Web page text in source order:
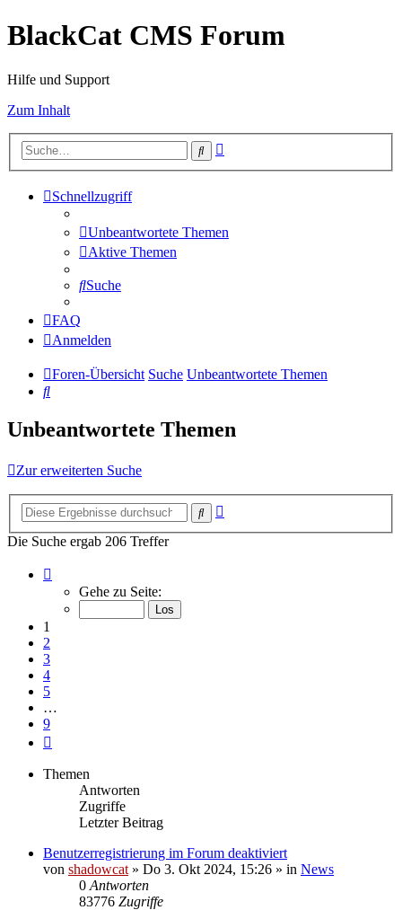
BlackCat CMS Forum
Hilfe und Support
Zum Inhalt
Suche
Schnellzugriff
Unbeantwortete Themen
Aktive Themen
Suche
FAQ
Anmelden
Foren-Übersicht Suche Unbeantwortete Themen
Suche
Unbeantwortete Themen
Zur erweiterten Suche
Suche
Die Suche ergab 206 Treffer
von
Gehe zu Seite:
1
2
3
4
5
…
9
Themen
Antworten
Zugriffe
Letzter Beitrag
Benutzerregistrierung im Forum deaktiviert
von shadowcat » Do 3. Okt 2024, 15:26 » in News
0 Antworten
83776 Zugriffe